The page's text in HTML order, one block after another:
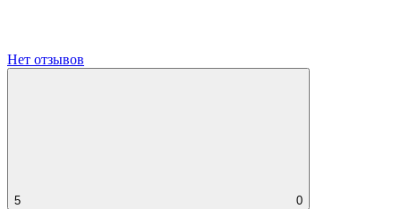
Нет отзывов
5 0